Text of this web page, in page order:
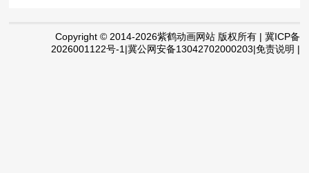
Copyright © 2014-2026紫鹤动画网站 版权所有 | 冀ICP备
2026001122号-1|冀公网安备13042702000203|免责说明 |